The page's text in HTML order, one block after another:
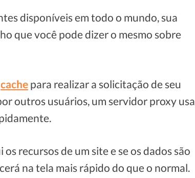
disponíveis em todo o mundo, sua
que você pode dizer o mesmo sobre
cache para realizar a solicitação de seu
outros usuários, um servidor proxy usa
recursos de um site e se os dados são
na tela mais rápido do que o normal.